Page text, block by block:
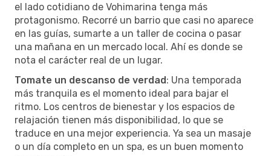
el lado cotidiano de Vohimarina tenga más
protagonismo. Recorré un barrio que casi no aparece
en las guías, sumarte a un taller de cocina o pasar
una mañana en un mercado local. Ahí es donde se
nota el carácter real de un lugar.
Tomate un descanso de verdad: Una temporada
más tranquila es el momento ideal para bajar el
ritmo. Los centros de bienestar y los espacios de
relajación tienen más disponibilidad, lo que se
traduce en una mejor experiencia. Ya sea un masaje
o un día completo en un spa, es un buen momento